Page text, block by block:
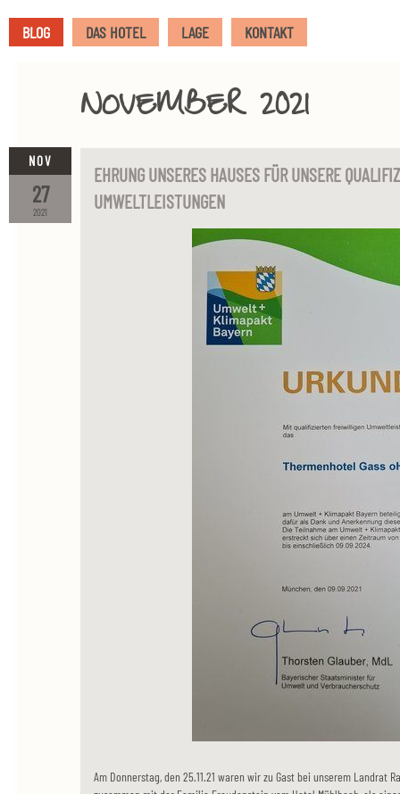
BLOG DAS HOTEL LAGE KONTAKT
NOVEMBER 2021
2021
27
NOV
EHRUNG UNSERES HAUSES FÜR UNSERE
UMWELTLEISTUNGEN
Am Donnerstag, den 25.11.21 waren wir zu Gast bei unserem Landrat